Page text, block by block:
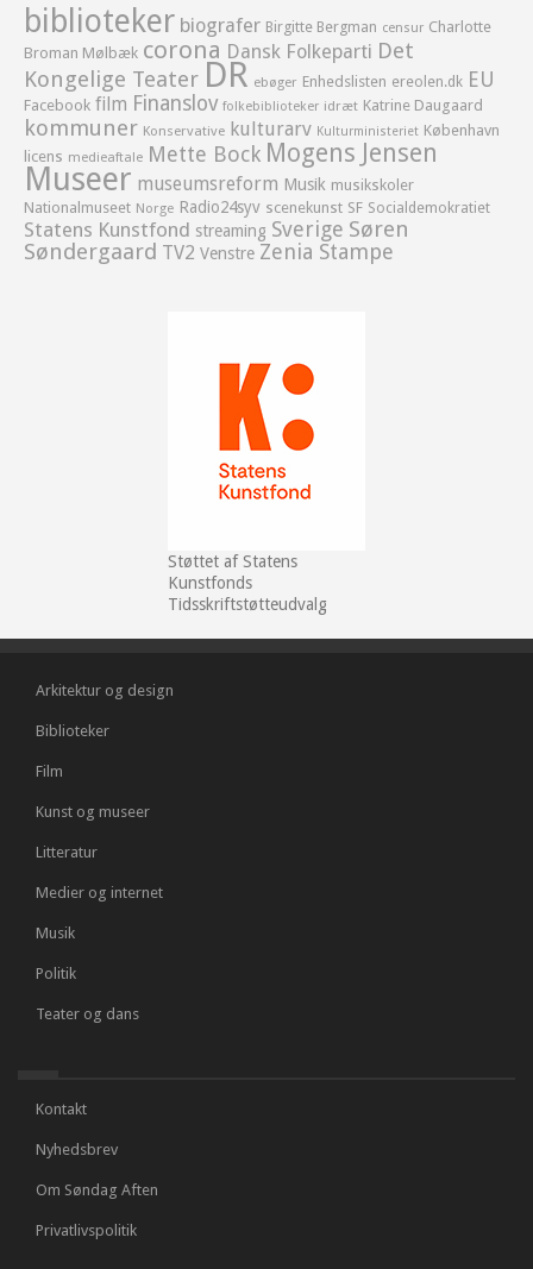
biblioteker biografer Birgitte Bergman censur Charlotte
Broman Mølbæk corona Dansk Folkeparti Det
Kongelige Teater DR ebøger Enhedslisten ereolen.dk EU
Facebook film Finanslov folkebiblioteker idræt Katrine Daugaard
kommuner Konservative kulturarv Kulturministeriet København
licens medieaftale Mette Bock Mogens Jensen
Museer museumsreform Musik musikskoler
Nationalmuseet Norge Radio24syv scenekunst SF Socialdemokratiet
Statens Kunstfond streaming Sverige Søren
Søndergaard TV2 Venstre Zenia Stampe
Støttet af Statens
Kunstfonds
Tidsskriftstøtteudvalg
Arkitektur og design
Biblioteker
Film
Kunst og museer
Litteratur
Medier og internet
Musik
Politik
Teater og dans
Kontakt
Nyhedsbrev
Om Søndag Aften
Privatlivspolitik